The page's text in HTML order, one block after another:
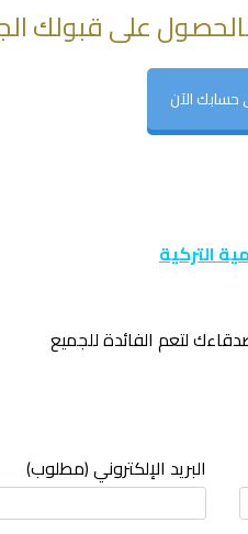
على قبولك
حسابك الآن
التركية
لتعم الفائدة للجميع
البريد الإلكتروني (مطلوب)